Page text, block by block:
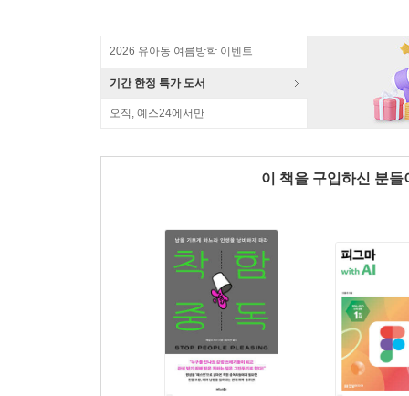
2026 유아동 여름방학 이벤트
기간 한정 특가 도서
오직, 예스24에서만
이 책을 구입하신 분